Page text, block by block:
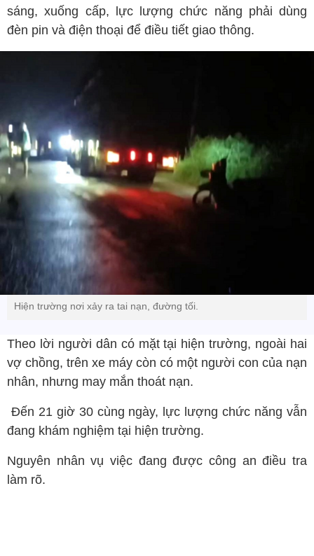
sáng, xuống cấp, lực lượng chức năng phải dùng
đèn pin và điện thoại để điều tiết giao thông.
Hiện trường nơi xảy ra tai nạn, đường tối.
Theo lời người dân có mặt tại hiện trường, ngoài hai
vợ chồng, trên xe máy còn có một người con của nạn
nhân, nhưng may mắn thoát nạn.
Đến 21 giờ 30 cùng ngày, lực lượng chức năng vẫn
đang khám nghiệm tại hiện trường.
Nguyên nhân vụ việc đang được công an điều tra
làm rõ.